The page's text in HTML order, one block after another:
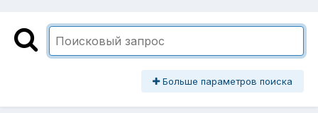
Больше параметров поиска